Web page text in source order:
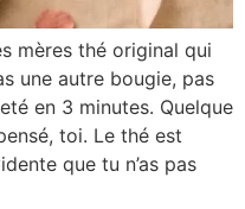
mères thé original qui
une autre bougie, pas
en 3 minutes. Quelque
toi. Le thé est
que tu n’as pas